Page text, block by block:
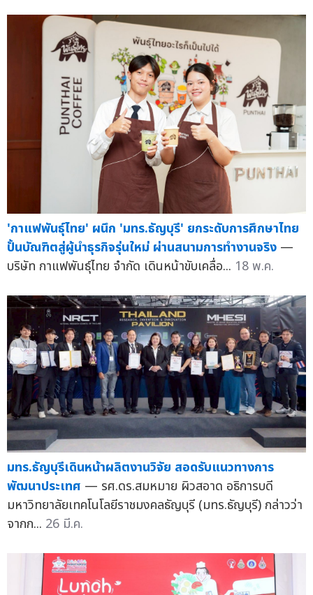
'กาแฟพันธุ์ไทย' ผนึก 'มทร.ธัญบุรี' ยกระดับการศึกษาไทย
ปั้นบัณฑิตสู่ผู้นำธุรกิจรุ่นใหม่ ผ่านสนามการทำงานจริง —
บริษัท กาแฟพันธุ์ไทย จำกัด เดินหน้าขับเคลื่อ... 18 พ.ค.
มทร.ธัญบุรีเดินหน้าผลิตงานวิจัย สอดรับแนวทางการ
พัฒนาประเทศ — รศ.ดร.สมหมาย ผิวสอาด อธิการบดี
มหาวิทยาลัยเทคโนโลยีราชมงคลธัญบุรี (มทร.ธัญบุรี) กล่าวว่า
จากก... 26 มี.ค.